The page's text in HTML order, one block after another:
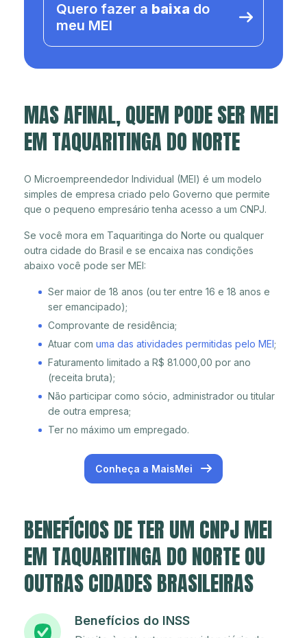
Quero fazer a baixa do
meu MEI
MAS AFINAL, QUEM PODE SER MEI
EM TAQUARITINGA DO NORTE
O Microempreendedor Individual (MEI) é um modelo
simples de empresa criado pelo Governo que permite
que o pequeno empresário tenha acesso a um CNPJ.
Se você mora em Taquaritinga do Norte ou qualquer
outra cidade do Brasil e se encaixa nas condições
abaixo você pode ser MEI:
Ser maior de 18 anos (ou ter entre 16 e 18 anos e
ser emancipado);
Comprovante de residência;
Atuar com uma das atividades permitidas pelo MEI;
Faturamento limitado a R$ 81.000,00 por ano
(receita bruta);
Não participar como sócio, administrador ou titular
de outra empresa;
Ter no máximo um empregado.
Conheça a MaisMei
BENEFÍCIOS DE TER UM CNPJ MEI
EM TAQUARITINGA DO NORTE OU
OUTRAS CIDADES BRASILEIRAS
Benefícios do INSS